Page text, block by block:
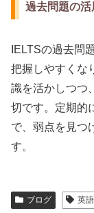
過去問題の活
IELTSの過去問
把握しやすくな
識を活かしつつ
切です。定期的
で、弱点を見つ
す。
ブログ 英語